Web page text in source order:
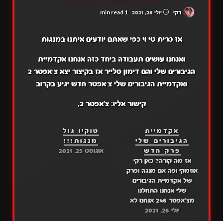
רקי יולי 28, 2021 1 min read
אז כרית טי וי כפי שאתם יודעים איתנו במנגות
ואנחנו עושים תעבודה ביחד כזה אנחנו אקדמיית
הגיבורים שלי והם דימון סלייר אז בקיצור יצא צ׳אפטר 2
ואקדמיית הגיבורים שלי צ׳אפטר חדש יגיע בקרוב
קישור אליו:צ'אפטר 2,
אקדמיית
הגיבורים שלי
פרק חדש
אז מה קורה? כאן רקי
אוזמקי ופה אם מנגה ופרק
של אקדמיית הגיבורים
שלי אנחנו התחלנו
מצ'אפטר 246 אנחנו לא
מבטיחים שהיה תמיד
יולי 26, 2021
טוקיו גול
מנגות!!!
אוגוסט 25, 2021